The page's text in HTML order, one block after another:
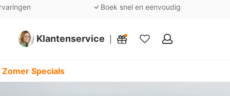
Boek snel en eenvoudig
Klantenservice
Mijn
Specials